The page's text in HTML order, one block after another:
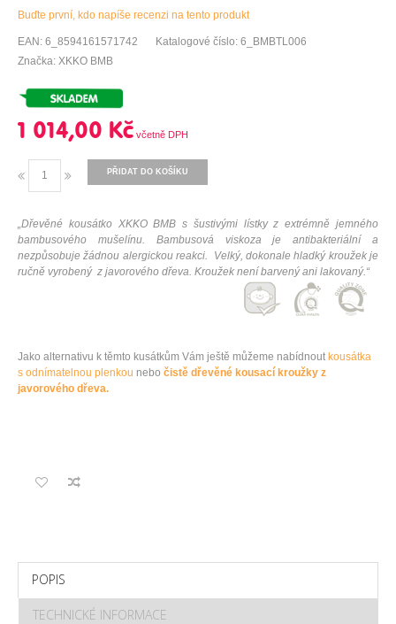
Buďte první, kdo napíše recenzi na tento produkt
EAN: 6_8594161571742
Katalogové číslo: 6_BMBTL006
Značka: XKKO BMB
1 014,00 Kč
PŘIDAT DO KOŠÍKU
„Dřevěné kousátko XKKO BMB s šustivými lístky z extrémně jemného
bambusového mušelínu. Bambusová viskoza je antibakteriální a
nezpůsobuje žádnou alergickou reakci. Velký, dokonale hladký kroužek je
ručně vyrobený z javorového dřeva. Kroužek není barvený ani lakovaný.“
Jako alternativu k těmto kusátkům Vám ještě můžeme nabídnout kousátka
s odnímatelnou plenkou nebo čistě dřevěné kousací kroužky z
javorového dřeva.
POPIS
TECHNICKÉ INFORMACE